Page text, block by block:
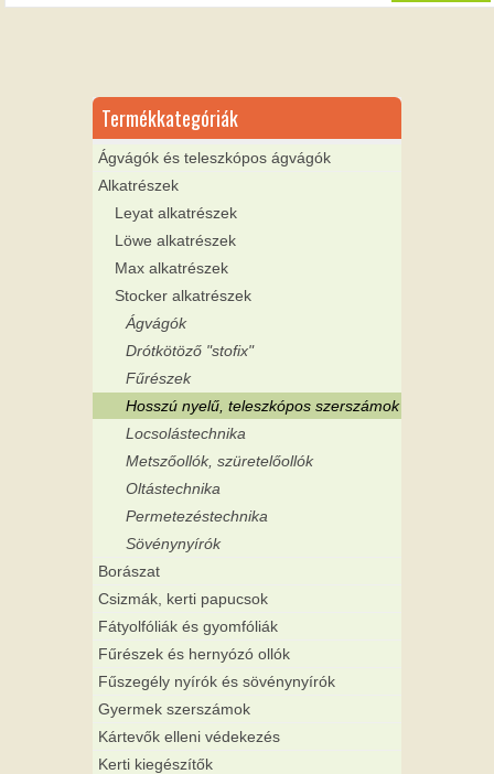
Termékkategóriák
Ágvágók és teleszkópos ágvágók
Alkatrészek
Leyat alkatrészek
Löwe alkatrészek
Max alkatrészek
Stocker alkatrészek
Ágvágók
Drótkötöző "stofix"
Fűrészek
Hosszú nyelű, teleszkópos szerszámok
Locsolástechnika
Metszőollók, szüretelőollók
Oltástechnika
Permetezéstechnika
Sövénynyírók
Borászat
Csizmák, kerti papucsok
Fátyolfóliák és gyomfóliák
Fűrészek és hernyózó ollók
Fűszegély nyírók és sövénynyírók
Gyermek szerszámok
Kártevők elleni védekezés
Kerti kiegészítők